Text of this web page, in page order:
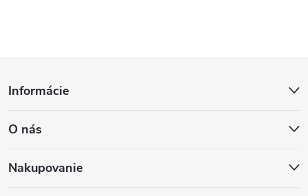
p
ä
Informácie
O nás
Nakupovanie